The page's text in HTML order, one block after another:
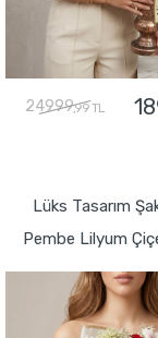
24999,99 TL
Lüks Tasarım
Pembe Lilyum